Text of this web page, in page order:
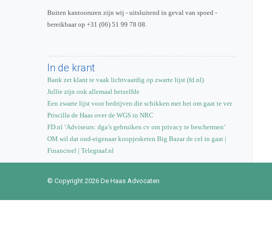
Buiten kantooruren zijn wij - uitsluitend in geval van spoed -
bereikbaar op +31 (06) 51 99 78 08.
In de krant
Bank zet klant te vaak lichtvaardig op zwarte lijst (fd.nl)
Jullie zijn ook allemaal hetzelfde
Een zwarte lijst voor bedrijven die schikken met het om gaat te ver
Priscilla de Haas over de WGS in NRC
FD.nl ‘Adviseurs: dga’s gebruiken cv om privacy te beschermen’
OM wil dat oud-eigenaar koopjesketen Big Bazar de cel in gaat |
Financieel | Telegraaf.nl
© Copyright 2026 De Haas Advocaten